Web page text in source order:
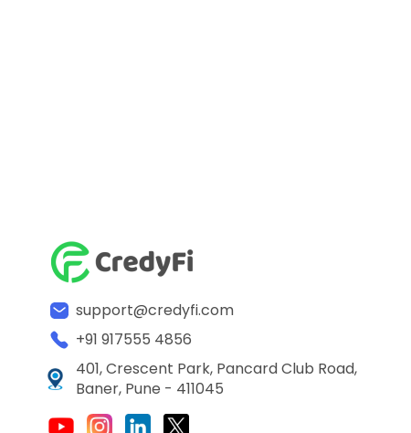
support@credyfi.com
+91 917555 4856
401, Crescent Park, Pancard Club Road,
Baner, Pune - 411045